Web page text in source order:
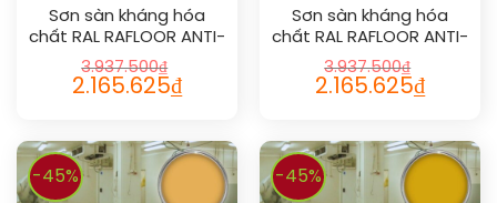
Sơn sàn kháng hóa
chất RAL RAFLOOR ANTI-
CHEM 1007
3.937.500₫
2.165.625₫
Sơn sàn kháng hóa
chất RAL RAFLOOR ANTI-
CHEM 1003
3.937.500₫
2.165.625₫
-45% -45%